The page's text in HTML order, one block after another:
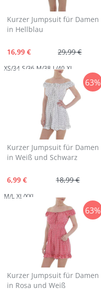
Kurzer Jumpsuit für Damen
in Hellblau
29,99 €
16,99 €
XS/34 S/36 M/38 L/40 XL
63%
Kurzer Jumpsuit für Damen
in Weiß und Schwarz
18,99 €
6,99 €
M/L XL/XXL
63%
Kurzer Jumpsuit für Damen
in Rosa und Weiß